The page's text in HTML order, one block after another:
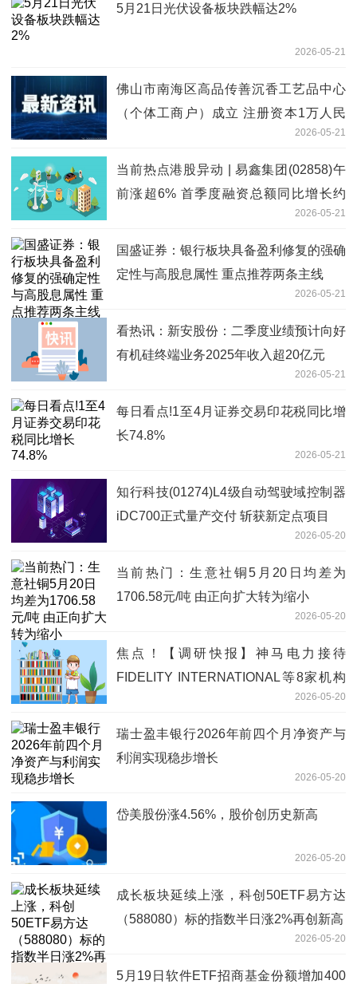
5月21日光伏设备板块跌幅达2%
2026-05-21
佛山市南海区高品传善沉香工艺品中心
（个体工商户）成立 注册资本1万人民
2026-05-21
当前热点港股异动 | 易鑫集团(02858)午
前涨超6% 首季度融资总额同比增长约
2026-05-21
国盛证券：银行板块具备盈利修复的强确
定性与高股息属性 重点推荐两条主线
2026-05-21
看热讯：新安股份：二季度业绩预计向好
有机硅终端业务2025年收入超20亿元
2026-05-21
每日看点!1至4月证券交易印花税同比增
长74.8%
2026-05-21
知行科技(01274)L4级自动驾驶域控制器
iDC700正式量产交付 斩获新定点项目
2026-05-20
当前热门：生意社铜5月20日均差为
1706.58元/吨 由正向扩大转为缩小
2026-05-20
焦点！【调研快报】神马电力接待
FIDELITY INTERNATIONAL等8家机构
2026-05-20
瑞士盈丰银行2026年前四个月净资产与
利润实现稳步增长
2026-05-20
岱美股份涨4.56%，股价创历史新高
2026-05-20
成长板块延续上涨，科创50ETF易方达
（588080）标的指数半日涨2%再创新高
2026-05-20
5月19日软件ETF招商基金份额增加400